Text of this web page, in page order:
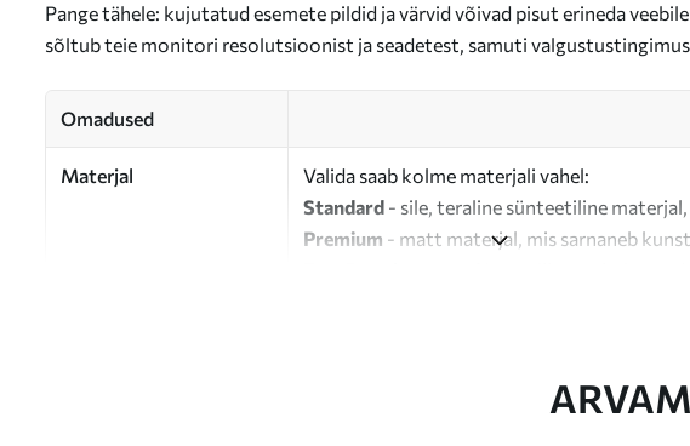
Pange tähele: kujutatud esemete pildid ja värvid võivad pisut erineda
sõltub teie monitori resolutsioonist ja seadetest, samuti
Omadused
Materjal
Valida saab kolme materjali vahel:
Standard - sile, teraline sünteetiline
Premium - matt materjal, mis sarnaneb